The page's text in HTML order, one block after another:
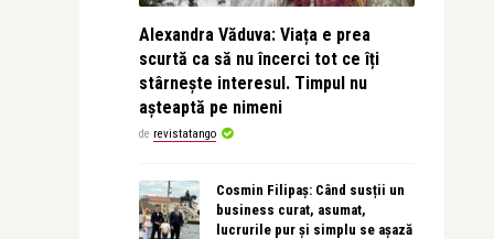
Alexandra Văduva: Viața e prea
scurtă ca să nu încerci tot ce îți
stârnește interesul. Timpul nu
așteaptă pe nimeni
de revistatango
Cosmin Filipaș: Când susții un
business curat, asumat,
lucrurile pur și simplu se așază